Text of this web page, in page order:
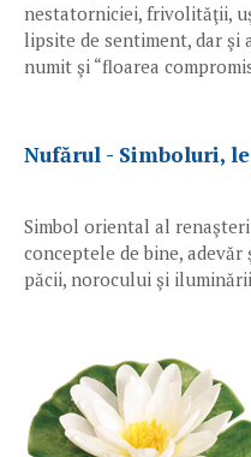
nestatorniciei, frivolităţii,
lipsite de sentiment, dar şi
numit şi “floarea
Nufărul - Simboluri,
Simbol oriental al
conceptele de bine, adevăr
păcii, norocului şi